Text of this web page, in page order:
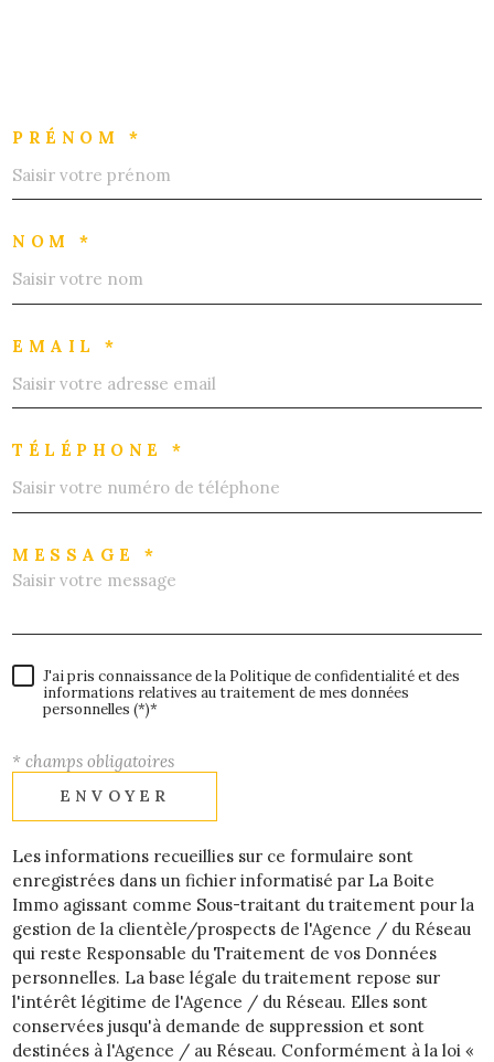
PRÉNOM *
NOM *
EMAIL *
TÉLÉPHONE *
MESSAGE *
J'ai pris connaissance de la Politique de confidentialité et des
informations relatives au traitement de mes données
personnelles (*)*
* champs obligatoires
ENVOYER
Les informations recueillies sur ce formulaire sont
enregistrées dans un fichier informatisé par La Boite
Immo agissant comme Sous-traitant du traitement pour la
gestion de la clientèle/prospects de l'Agence / du Réseau
qui reste Responsable du Traitement de vos Données
personnelles. La base légale du traitement repose sur
l'intérêt légitime de l'Agence / du Réseau. Elles sont
conservées jusqu'à demande de suppression et sont
destinées à l'Agence / au Réseau. Conformément à la loi «